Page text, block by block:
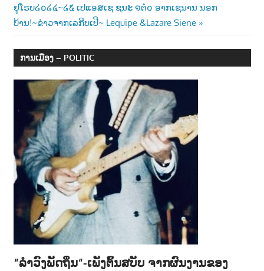
Post:
ຢູໂຣບ໒໐໒໔~໒໕ ເປແອສເຊ ຊນະ ໑ຕໍ່໐ ອາກເຊນານ ນອກ
ບ້ານ!~ຂ່າວຈາກເລກີບເປີ~ Lequipe &Lazare Siene
ການເມືອງ – POLITIC
“ລຳວົງພັດຖິ່ນ“-ເພັງຕົ້ນສບັບ ຈາກຜົນງານຂອງ